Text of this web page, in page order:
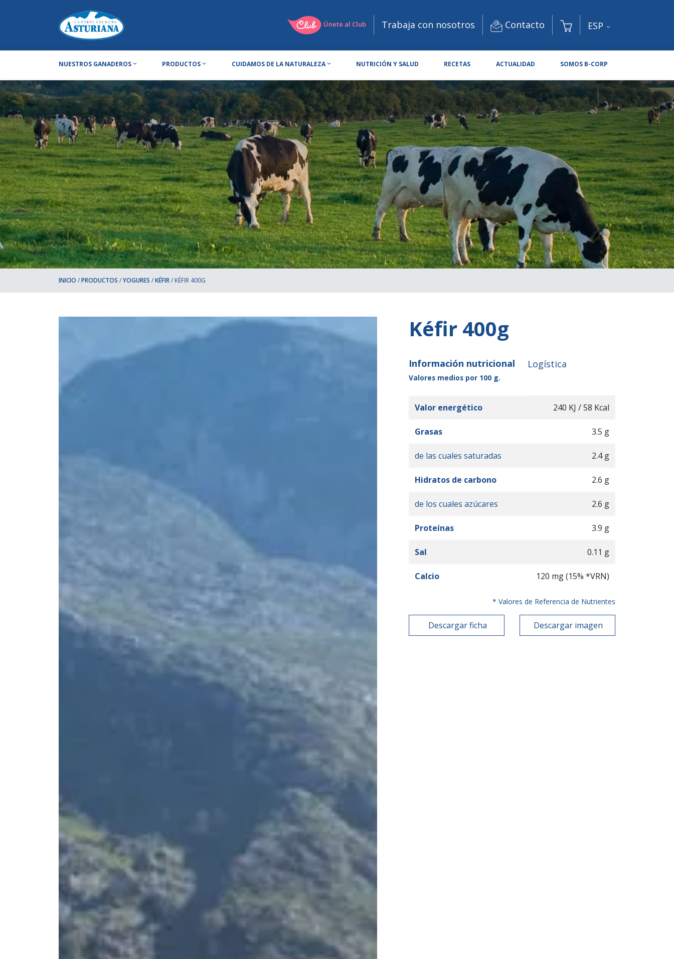
Únete al Club Trabaja con nosotros Contacto ESP
NUESTROS GANADEROS PRODUCTOS CUIDAMOS DE LA NATURALEZA NUTRICIÓN Y SALUD RECETAS ACTUALIDAD SOMOS B-CORP
INICIO /PRODUCTOS /YOGURES /KÉFIR/ KÉFIR 400G
Kéfir 400g
Información nutricional
Valores medios por 100 g.
Logística
Valor energético 240 KJ / 58 Kcal
Grasas 3.5 g
de las cuales saturadas 2.4 g
Hidratos de carbono 2.6 g
de los cuales azúcares 2.6 g
Proteínas 3.9 g
Sal 0.11 g
Calcio 120 mg (15% *VRN)
* Valores de Referencia de Nutrientes
Descargar ficha Descargar imagen